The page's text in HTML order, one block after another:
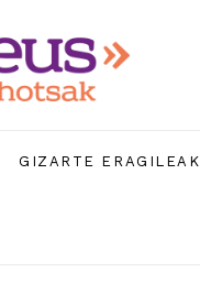
GIZARTE ERAGILEAK